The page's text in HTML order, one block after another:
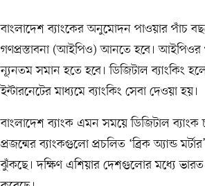
বাংলাদেশ ব্যাংকের অনুমোদন পাওয়ার পাঁচ
গণপ্রস্তাবনা (আইপিও) আনতে হবে। আইপিওর
ন্যূনতম সমান হতে হবে। ডিজিটাল ব্যাংকিং
ইন্টারনেটের মাধ্যমে ব্যাংকিং সেবা দেওয়া হয়।
বাংলাদেশ ব্যাংক এমন সময়ে ডিজিটাল ব্যাংক
প্রজন্মের ব্যাংকগুলো প্রচলিত ‘ব্রিক অ্যান্ড
ঝুঁকছে। দক্ষিণ এশিয়ার দেশগুলোর মধ্যে ভারত